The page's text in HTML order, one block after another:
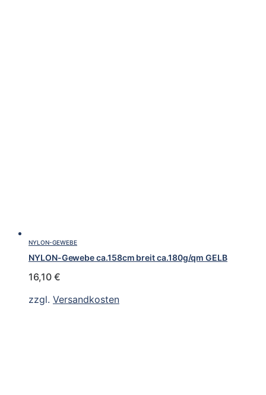
NYLON-GEWEBE
NYLON-Gewebe ca.158cm breit ca.180g/qm GELB
16,10 €
zzgl. Versandkosten